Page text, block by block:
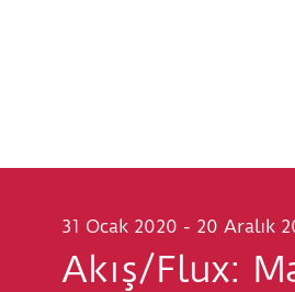
31 Ocak 2020 - 20 Aralık
Akış/Flux: